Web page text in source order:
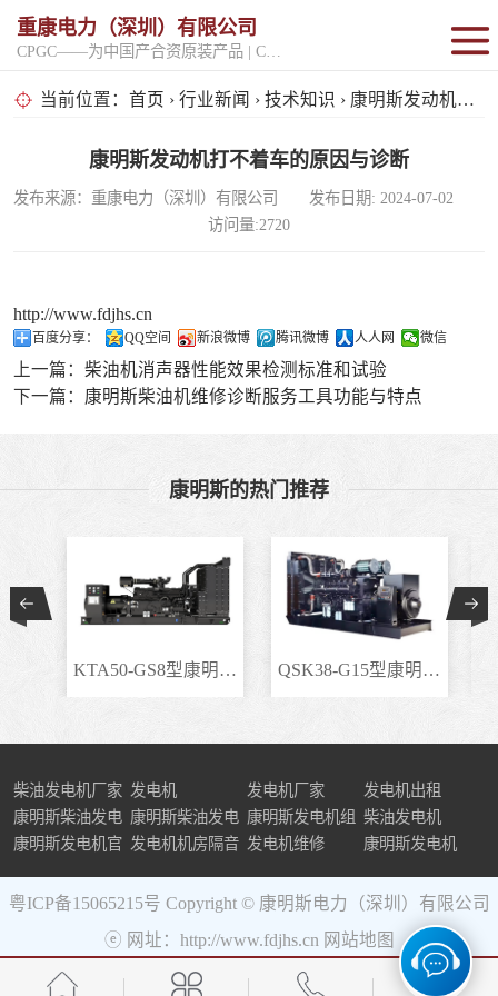
重康电力（深圳）有限公司
当前位置： 首页 › 行业新闻 › 技术知识 › 康明斯发动机打不着车的原因与诊断
康明斯发动机打不着车的原因与诊断
发布来源：重康电力（深圳）有限公司 发布日期: 2024-07-02
访问量:2720
http://www.fdjhs.cn
百度分享： QQ空间 新浪微博 腾讯微博 人人网 微信
上一篇： 柴油机消声器性能效果检测标准和试验
下一篇： 康明斯柴油机维修诊断服务工具功能与特点
康明斯的热门推荐
KTA50-GS8型康明斯柴.. QSK38-G15型康明斯柴..
柴油发电机厂家 发电机 发电机厂家
发电机出租
康明斯柴油发电
机组
康明斯柴油发电
机
康明斯发电机组 柴油发电机
康明斯发电机官 发电机机房隔音 发电机维修 康明斯发电机
粤ICP备15065215号 Copyright © 康明斯电力（深圳）有限公司
ⓔ 网址：http://www.fdjhs.cn 网站地图
固定开架式
超静音型
移动电站